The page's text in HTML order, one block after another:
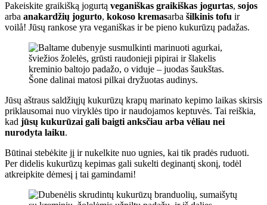
Pakeiskite graikišką jogurtą veganiškas graikiškas jogurtas, sojos
arba anakardžių jogurto, kokoso kremasarba šilkinis tofu ir
voilå! Jūsų rankose yra veganiškas ir be pieno kukurūzų padažas.
Jūsų aštraus saldžiųjų kukurūzų krapų marinato kepimo laikas skirsis
priklausomai nuo viryklės tipo ir naudojamos keptuvės. Tai reiškia,
kad jūsų kukurūzai gali baigti anksčiau arba vėliau nei
nurodyta laiku.
Būtinai stebėkite jį ir nukelkite nuo ugnies, kai tik pradės ruduoti.
Per didelis kukurūzų kepimas gali sukelti deginantį skonį, todėl
atkreipkite dėmesį į tai gamindami!